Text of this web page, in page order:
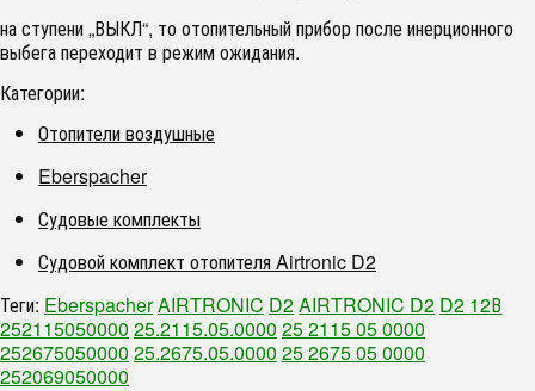
на ступени „ВЫКЛ“, то отопительный прибор после инерционного
выбега переходит в режим ожидания.
Категории:
Отопители воздушные
Eberspacher
Судовые комплекты
Судовой комплект отопителя Airtronic D2
Теги: EberspacherAIRTRONIC D2AIRTRONIC D2 D2 12В
252115050000 25.2115.05.0000 25 2115 05 0000
252675050000 25.2675.05.0000 25 2675 05 0000
252069050000